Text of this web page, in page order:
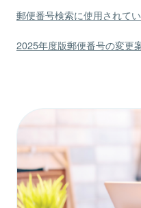
郵便番号検索に使用されて
2025年度版郵便番号の変更